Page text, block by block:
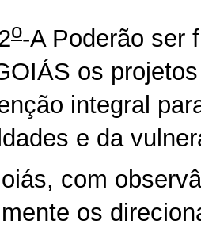
o-A Poderão ser
os
integral
e da
com
os